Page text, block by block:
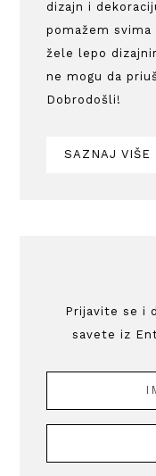
dizajn i
pomažem svima
žele lepo
ne mogu da
Dobrodošli!
SAZNAJ VIŠE
Prijavite se i
savete iz